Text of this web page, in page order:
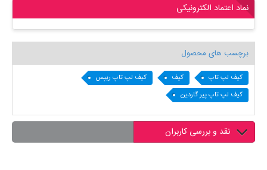
نماد اعتماد الکترونیکی
برچسب های محصول
کیف لپ تاپ کیف
کیف لپ تاپ ریپس
کیف لپ تاپ پیر گاردین
نقد و بررسی کاربران